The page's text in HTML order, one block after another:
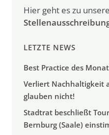
Hier geht es zu
LETZTE NEWS
Best Practice des
Verliert Nachhaltigkeit
glauben nicht!
Stadtrat beschließt
Bernburg (Saale)